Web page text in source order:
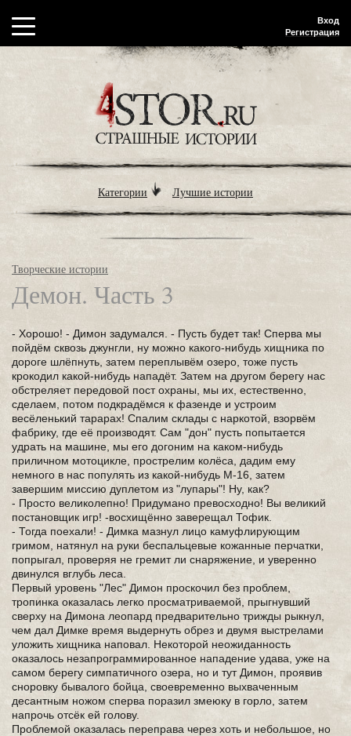
Вход
Регистрация
Категории Лучшие истории
Творческие истории
Демон. Часть 3
- Хорошо! - Димон задумался. - Пусть будет так! Сперва мы
пойдём сквозь джунгли, ну можно какого-нибудь хищника по
дороге шлёпнуть, затем переплывём озеро, тоже пусть
крокодил какой-нибудь нападёт. Затем на другом берегу нас
обстреляет передовой пост охраны, мы их, естественно,
сделаем, потом подкрадёмся к фазенде и устроим
весёленький тарарах! Спалим склады с наркотой, взорвём
фабрику, где её производят. Сам "дон" пусть попытается
удрать на машине, мы его догоним на каком-нибудь
приличном мотоцикле, прострелим колёса, дадим ему
немного в нас популять из какой-нибудь М-16, затем
завершим миссию дуплетом из "лупары"! Ну, как?
- Просто великолепно! Придумано превосходно! Вы великий
постановщик игр! -восхищённо заверещал Тофик.
- Тогда поехали! - Димка мазнул лицо камуфлирующим
гримом, натянул на руки беспальцевые кожанные перчатки,
попрыгал, проверяя не гремит ли снаряжение, и уверенно
двинулся вглубь леса.
Первый уровень "Лес" Димон проскочил без проблем,
тропинка оказалась легко просматриваемой, прыгнувший
сверху на Димона леопард предварительно трижды рыкнул,
чем дал Димке время выдернуть обрез и двумя выстрелами
уложить хищника наповал. Некоторой неожиданность
оказалось незапрограммированное нападение удава, уже на
самом берегу симпатичного озера, но и тут Димон, проявив
сноровку бывалого бойца, своевременно выхваченным
десантным ножом сперва поразил змеюку в горло, затем
напрочь отсёк ей голову.
Проблемой оказалась переправа через хоть и небольшое, но